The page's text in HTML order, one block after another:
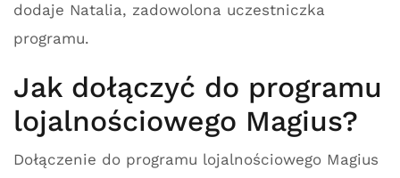
dodaje Natalia, zadowolona uczestniczka
programu.
Jak dołączyć do programu
lojalnościowego Magius?
Dołączenie do programu lojalnościowego Magius